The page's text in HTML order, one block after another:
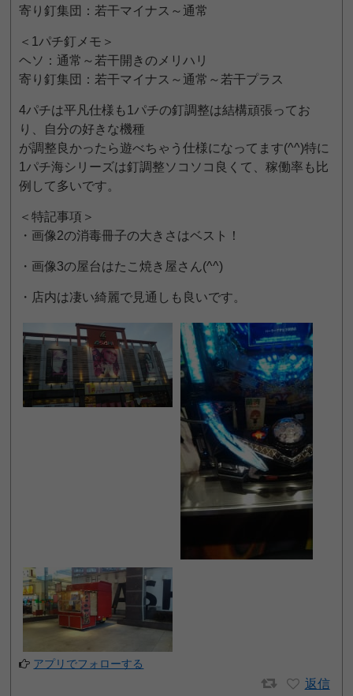
寄り釘集団：若干マイナス～通常
＜1パチ釘メモ＞
ヘソ：通常～若干開きのメリハリ
寄り釘集団：若干マイナス～通常～若干プラス
4パチは平凡仕様も1パチの釘調整は結構頑張ってお
り、自分の好きな機種
が調整良かったら遊べちゃう仕様になってます(^^)特に
1パチ海シリーズは釘調整ソコソコ良くて、稼働率も比
例して多いです。
＜特記事項＞
・画像2の消毒冊子の大きさはベスト！
・画像3の屋台はたこ焼き屋さん(^^)
・店内は凄い綺麗で見通しも良いです。
アプリでフォローする
返信